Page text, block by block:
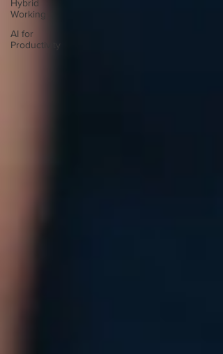
Hybrid
Working
AI for
Productivity